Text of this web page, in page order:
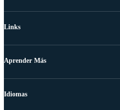
Links
Aprender Más
Idiomas